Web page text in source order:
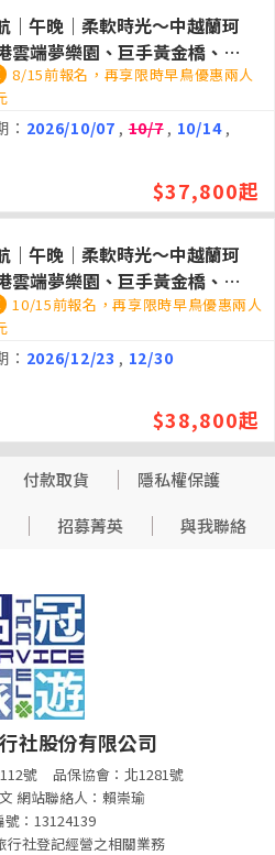
｜午晚｜柔軟時光～中越蘭珂
雲端夢樂園、巨手黃金橋、會
龍蝦吃到飽奢華五日(悅椿渡假
$37,800起
： 2026/10/07 ,10/7, 10/14,
8/15前報名，再享限時早鳥優惠兩人
｜午晚｜柔軟時光～中越蘭珂
雲端夢樂園、巨手黃金橋、會
龍蝦吃到飽奢華五日(悅椿渡假
$38,800起
： 2026/12/23 , 12/30
10/15前報名，再享限時早鳥優惠兩人
付款取貨
隱私權保護
招募菁英 與我聯絡
社股份有限公司
號
品保協會：北1281號
網站聯絡人：賴崇瑜
號：13124139
行社登記經營之相關業務